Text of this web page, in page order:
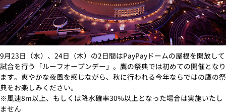
9月23日（水）、24日（木）の2日間はPayPayドームの屋根を開放して
試合を行う「ルーフオープンデー」。鷹の祭典では初めての開催となり
ます。爽やかな夜風を感じながら、秋に行われる今年ならではの鷹の祭
典をお楽しみください。
※風速8m以上、もしくは降水確率30%以上となった場合は実施いたし
ません